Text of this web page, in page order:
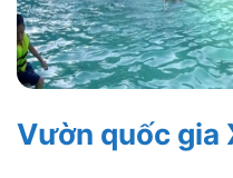
Vườn quốc gia